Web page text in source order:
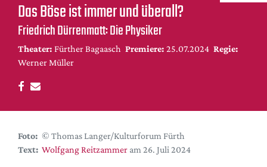
Menschen & Theater
Themen
Internationales
Nachrufe
DdB-map
Premierensuche
Festival-Planer
Das Böse ist immer und überall?
Friedrich Dürrenmatt: Die Physiker
Theater: Fürther Bagaasch Premiere: 25.07.2024 Regie:
Werner Müller
Foto: © Thomas Langer/Kulturforum Fürth
Text: Wolfgang Reitzammer am 26. Juli 2024